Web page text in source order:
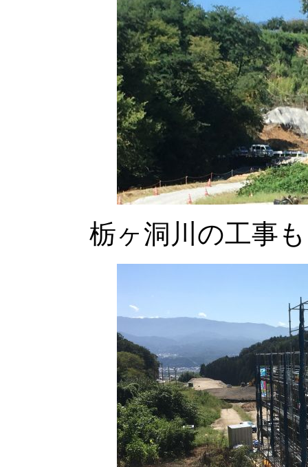
栃ヶ洞川の工事